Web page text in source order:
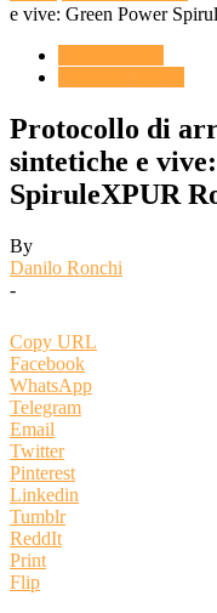
e vive: Green Power
Protocollo di
sintetiche e
SpiruleXPUR
By
Danilo Ronchi
-
Copy URL
Facebook
WhatsApp
Telegram
Email
Twitter
Pinterest
Linkedin
Tumblr
ReddIt
Print
Flip